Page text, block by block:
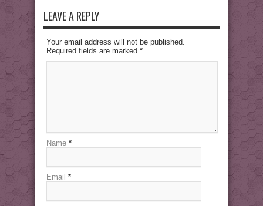
LEAVE A REPLY
Your email address will not be published.
Required fields are marked *
Name *
Email *